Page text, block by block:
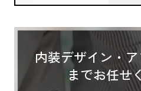
内装デザイン・
までお任せ